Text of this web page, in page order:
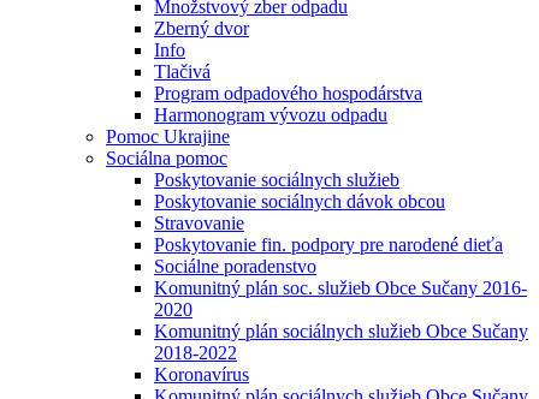
Množstvový zber odpadu
Zberný dvor
Info
Tlačivá
Program odpadového hospodárstva
Harmonogram vývozu odpadu
Pomoc Ukrajine
Sociálna pomoc
Poskytovanie sociálnych služieb
Poskytovanie sociálnych dávok obcou
Stravovanie
Poskytovanie fin. podpory pre narodené dieťa
Sociálne poradenstvo
Komunitný plán soc. služieb Obce Sučany 2016-
2020
Komunitný plán sociálnych služieb Obce Sučany
2018-2022
Koronavírus